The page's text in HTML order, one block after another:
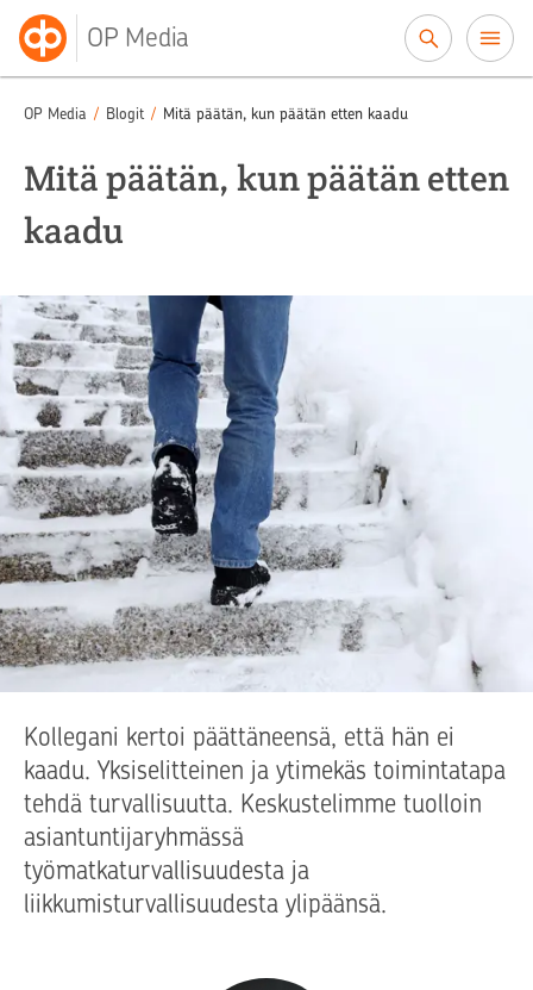
OP Media
OP Media / Blogit / Mitä päätän, kun päätän etten kaadu
Mitä päätän, kun päätän etten
kaadu
Kollegani kertoi päättäneensä, että hän ei
kaadu. Yksiselitteinen ja ytimekäs toimintatapa
tehdä turvallisuutta. Keskustelimme tuolloin
asiantuntijaryhmässä
työmatkaturvallisuudesta ja
liikkumisturvallisuudesta ylipäänsä.